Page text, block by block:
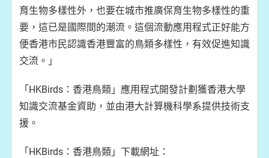
育生物多樣性外，也要在城市推廣保育生物多樣性的重
要，這已是國際間的潮流。這個流動應用程式正好能方
便香港市民認識香港豐富的鳥類多樣性，有效促進知識
交流。」
「HKBirds：香港鳥類」應用程式開發計劃獲香港大學
知識交流基金資助，並由港大計算機科學系提供技術支
援。
「HKBirds：香港鳥類」下載網址：